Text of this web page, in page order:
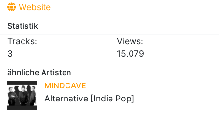
Website
Statistik
Tracks:
3
Views:
15.079
ähnliche Artisten
MINDCAVE
Alternative [Indie Pop]